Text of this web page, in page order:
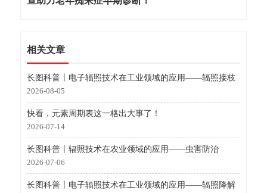
相关文章
长图科普丨电子辐照技术在工业领域的应用——辐照接枝
2026-08-05
快看，元素周期表这一格出大事了！
2026-07-14
长图科普丨辐照技术在农业领域的应用——虫害防治
2026-07-06
长图科普丨电子辐照技术在工业领域的应用——辐照降解